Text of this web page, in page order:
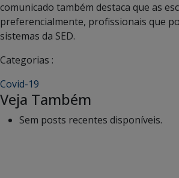
comunicado também destaca que as
preferencialmente, profissionais que
sistemas da SED.
Categorias :
Covid-19
Veja Também
Sem posts recentes disponíveis.